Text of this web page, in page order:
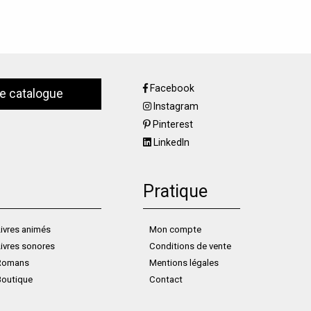
catalogue
Facebook
Instagram
Pinterest
LinkedIn
animés
sonores
Pratique
Mon compte
Conditions de vente
Mentions légales
Contact